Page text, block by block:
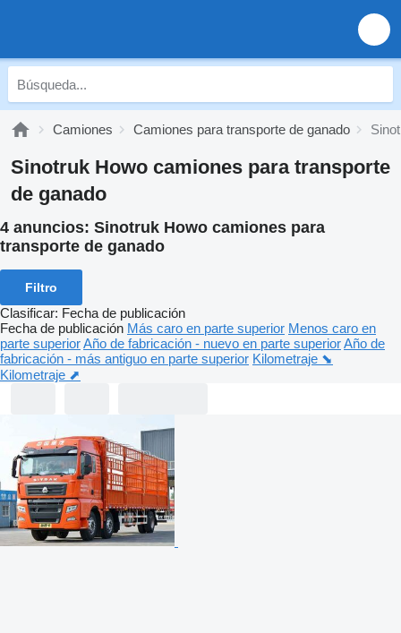
Camiones Camiones para transporte de ganado
Sinotruk Howo camiones para transporte
de ganado
4 anuncios: Sinotruk Howo camiones para
transporte de ganado
Filtro
Clasificar: Fecha de publicación
Fecha de publicación Más caro en parte superior Menos caro en
parte superiorAño de fabricación - nuevo en parte superiorAño de
fabricación - más antiguo en parte superior Kilometraje ⬊
Kilometraje ⬈